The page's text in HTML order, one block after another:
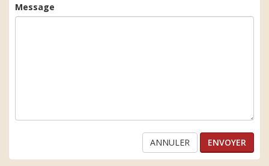
Message
ANNULER